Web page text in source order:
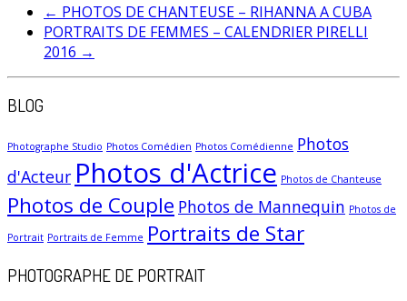
← PHOTOS DE CHANTEUSE – RIHANNA A CUBA
PORTRAITS DE FEMMES – CALENDRIER PIRELLI
2016 →
BLOG
Photographe Studio Photos Comédien Photos Comédienne Photos
d'Acteur Photos d'Actrice Photos de Chanteuse
Photos de Couple Photos de Mannequin Photos de
Portrait Portraits de Femme Portraits de Star
PHOTOGRAPHE DE PORTRAIT